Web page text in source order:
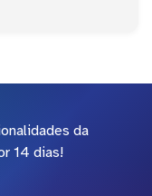
da
14 dias!